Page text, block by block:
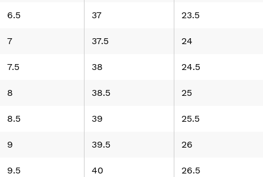
6.5 37 23.5
7 37.5 24
7.5 38 24.5
8 38.5 25
8.5 39 25.5
9 39.5 26
9.5 40 26.5